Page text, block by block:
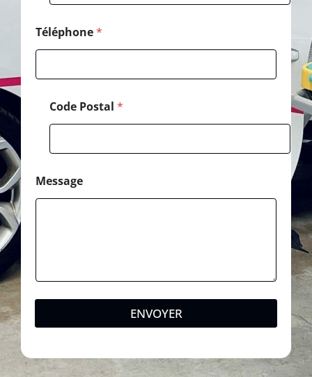
Téléphone*
Code Postal *
Message
ENVOYER